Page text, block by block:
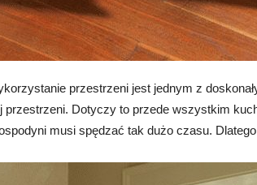
przestrzeni jest jednym z
przestrzeni. Dotyczy to przede wszystkim
musi spędzać tak dużo czasu.